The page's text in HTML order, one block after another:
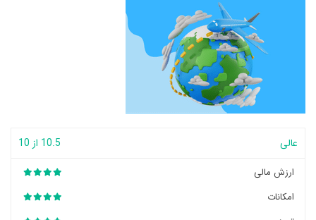
عالی 10.5 از 10
ارزش مالی
امکانات